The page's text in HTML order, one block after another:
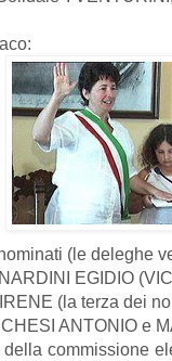
(le deleghe
EGIDIO
(la terza dei
ANTONIO e
commissione